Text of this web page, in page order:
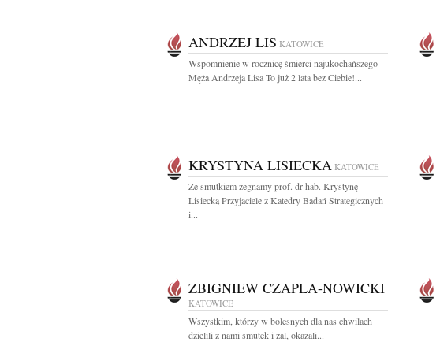
ANDRZEJ LIS KATOWICE
Wspomnienie w rocznicę śmierci najukochańszego
Męża Andrzeja Lisa To już 2 lata bez Ciebie!...
KRYSTYNA LISIECKA KATOWICE
Ze smutkiem żegnamy prof. dr hab. Krystynę
Lisiecką Przyjaciele z Katedry Badań Strategicznych
i...
ZBIGNIEW CZAPLA-NOWICKI
KATOWICE
Wszystkim, którzy w bolesnych dla nas chwilach
dzielili z nami smutek i żal, okazali...